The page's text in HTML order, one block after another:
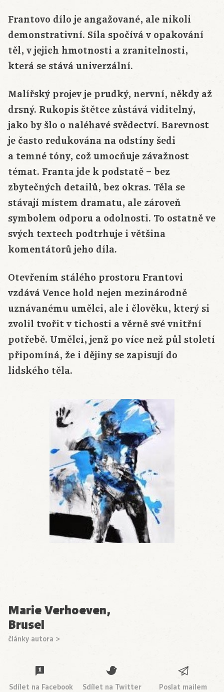
Frantovo dílo je angažované, ale nikoli
demonstrativní. Síla spočívá v opakování
těl, v jejich hmotnosti a zranitelnosti,
která se stává univerzální.
Malířský projev je prudký, nervní, někdy až
drsný. Rukopis štětce zůstává viditelný,
jako by šlo o naléhavé svědectví. Barevnost
je často redukována na odstíny šedi
a temné tóny, což umocňuje závažnost
témat. Franta jde k podstatě – bez
zbytečných detailů, bez okras. Těla se
stávají místem dramatu, ale zároveň
symbolem odporu a odolnosti. To ostatně ve
svých textech podtrhuje i většina
komentátorů jeho díla.
Otevřením stálého prostoru Frantovi
vzdává Vence hold nejen mezinárodně
uznávanému umělci, ale i člověku, který si
zvolil tvořit v tichosti a věrně své vnitřní
potřebě. Umělci, jenž po více než půl století
připomíná, že i dějiny se zapisují do
lidského těla.
Marie Verhoeven,
Brusel
články autora >
Sdílet na Facebook Sdílet na Twitter Poslat mailem